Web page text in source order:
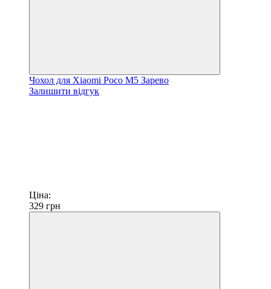
Чохол для Xiaomi Poco M5 Зарево
Залишити відгук
Ціна:
329 грн